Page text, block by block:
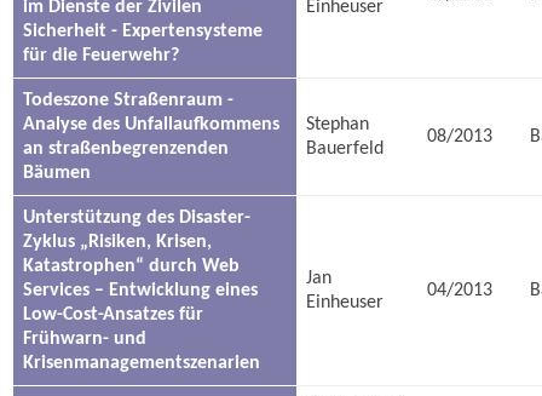
im Dienste der Zivilen
Sicherheit - Expertensysteme
für die Feuerwehr?
Einheuser
Todeszone Straßenraum -
Analyse des Unfallaufkommens
an straßenbegrenzenden
Bäumen
Stephan
Bauerfeld
08/2013
Unterstützung des Disaster-
Zyklus „Risiken, Krisen,
Katastrophen“ durch Web
Services – Entwicklung eines
Low-Cost-Ansatzes für
Frühwarn- und
Krisenmanagementszenarien
Jan
Einheuser
04/2013